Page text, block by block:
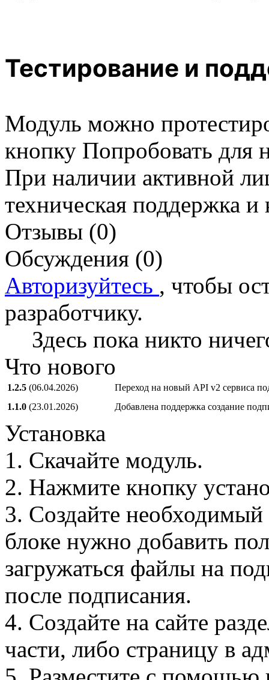
Тестирование и
Модуль можно
кнопку Попробовать для
При наличии активной
техническая поддержка и
Отзывы (0)
Обсуждения (0)
Авторизуйтесь , чтобы
разработчику.
Здесь пока никто
Что нового
1.2.5 (06.04.2026)
Переход на новый API v2 сервиса
1.1.0 (23.01.2026) Добавлена поддержка создание
Установка
1. Скачайте модуль.
2. Нажмите кнопку
3. Создайте
блоке нужно добавить
загружаться файлы на
после подписания.
4. Создайте на сайте
части, либо страницу в